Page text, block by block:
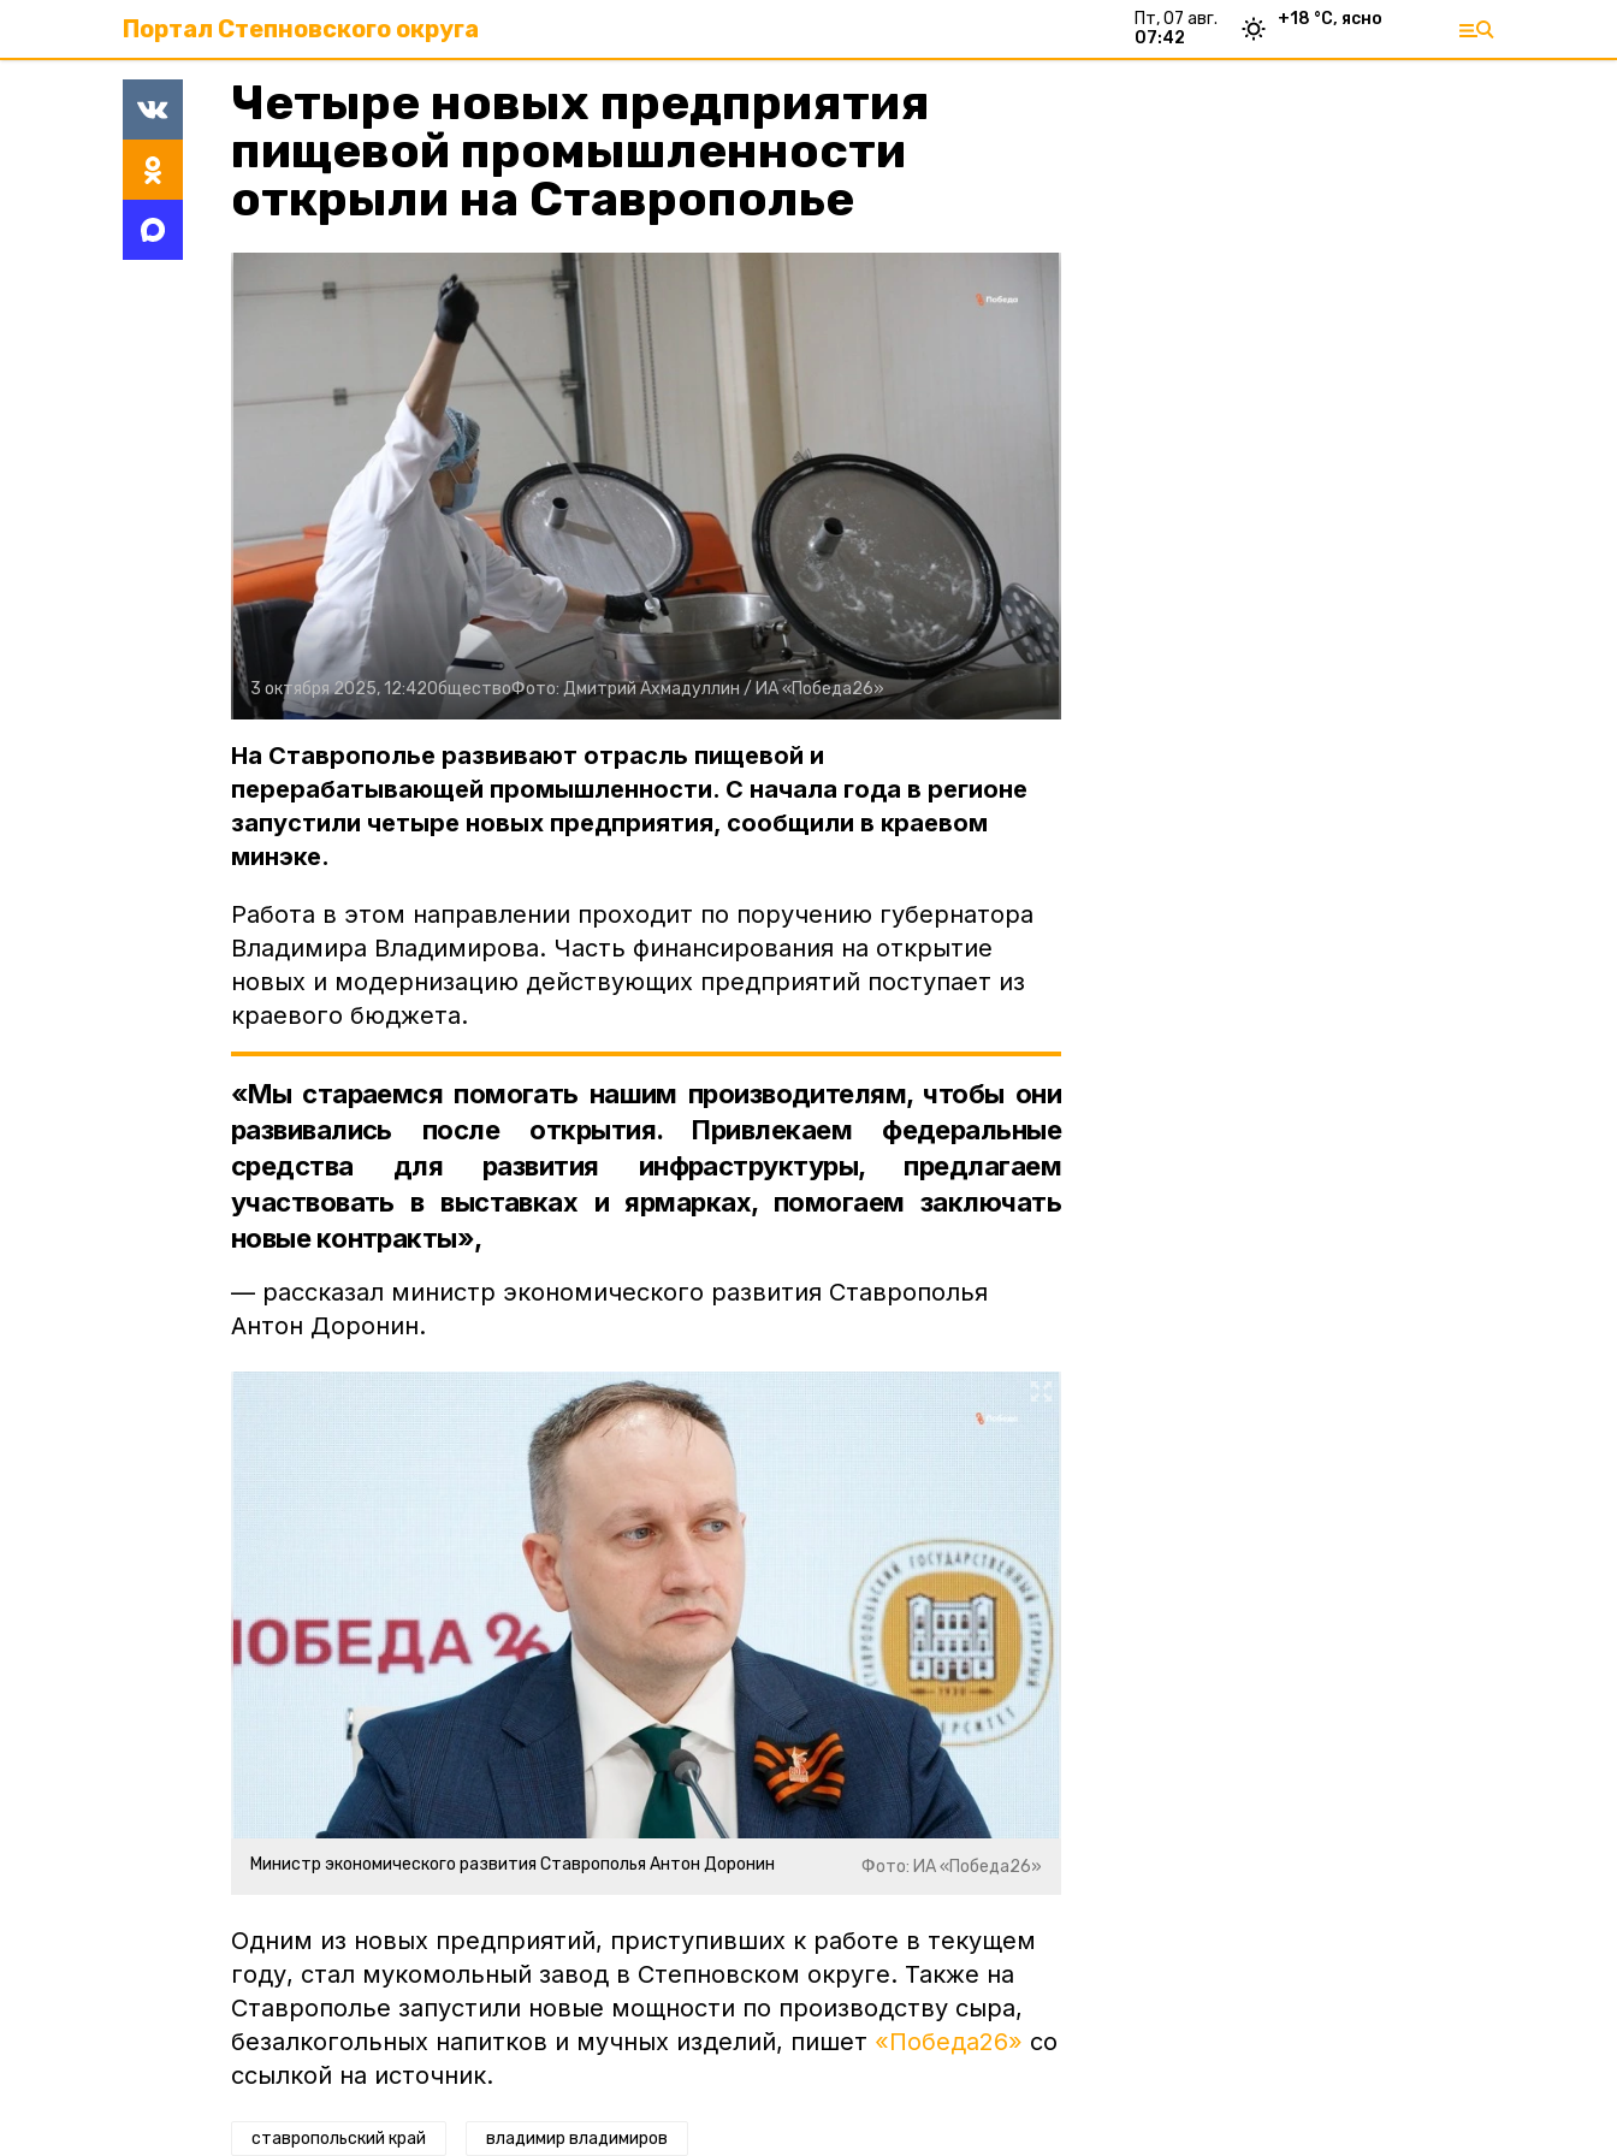
Портал Степновского округа
пт, 07 авг.
07:42
+18 °С, ясно
Четыре новых предприятия
пищевой промышленности
открыли на Ставрополье
3 октября 2025, 12:42ОбществоФото: Дмитрий Ахмадуллин / ИА «Победа26»
На Ставрополье развивают отрасль пищевой и
перерабатывающей промышленности. С начала года в регионе
запустили четыре новых предприятия, сообщили в краевом
минэке.
Работа в этом направлении проходит по поручению губернатора
Владимира Владимирова. Часть финансирования на открытие
новых и модернизацию действующих предприятий поступает из
краевого бюджета.
«Мы стараемся помогать нашим производителям, чтобы они
развивались после открытия. Привлекаем федеральные
средства для развития инфраструктуры, предлагаем
участвовать в выставках и ярмарках, помогаем заключать
новые контракты»,
— рассказал министр экономического развития Ставрополья
Антон Доронин.
Министр экономического развития Ставрополья Антон Доронин Фото: ИА «Победа26»
Одним из новых предприятий, приступивших к работе в текущем
году, стал мукомольный завод в Степновском округе. Также на
Ставрополье запустили новые мощности по производству сыра,
безалкогольных напитков и мучных изделий, пишет «Победа26» со
ссылкой на источник.
ставропольский край владимир владимиров